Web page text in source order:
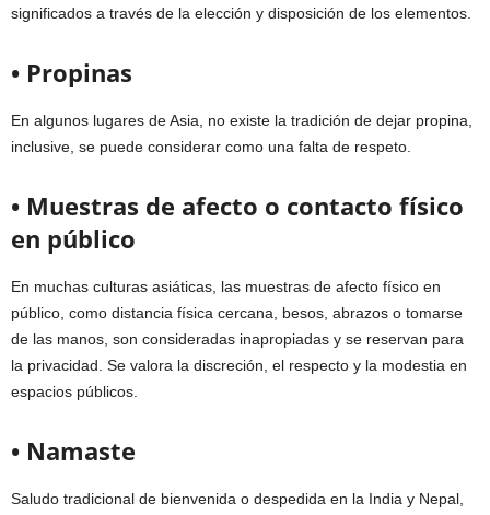
significados a través de la elección y disposición de los elementos.
• Propinas
En algunos lugares de Asia, no existe la tradición de dejar propina,
inclusive, se puede considerar como una falta de respeto.
• Muestras de afecto o contacto físico
en público
En muchas culturas asiáticas, las muestras de afecto físico en
público, como distancia física cercana, besos, abrazos o tomarse
de las manos, son consideradas inapropiadas y se reservan para
la privacidad. Se valora la discreción, el respecto y la modestia en
espacios públicos.
• Namaste
Saludo tradicional de bienvenida o despedida en la India y Nepal,